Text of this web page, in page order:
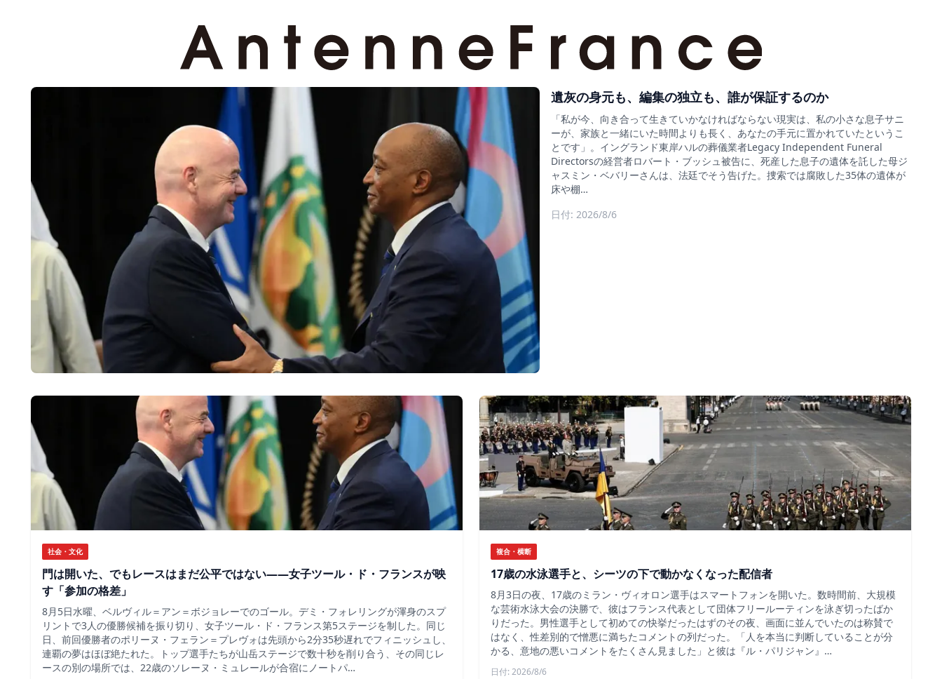
遺灰の身元も、編集の独立も、誰が保証するのか
「私が今、向き合って生きていかなければならない現実は、私の小さな息子サニ
ーが、家族と一緒にいた時間よりも長く、あなたの手元に置かれていたというこ
とです」。イングランド東岸ハルの葬儀業者Legacy Independent Funeral
Directorsの経営者ロバート・ブッシュ被告に、死産した息子の遺体を託した母ジ
ャスミン・ベバリーさんは、法廷でそう告げた。捜索では腐敗した35体の遺体が
床や棚…
日付: 2026/8/6
社会・文化
門は開いた、でもレースはまだ公平ではない――女子ツール・ド・フランスが映
す「参加の格差」
8月5日水曜、ベルヴィル＝アン＝ボジョレーでのゴール。デミ・フォレリングが渾身のスプ
リントで3人の優勝候補を振り切り、女子ツール・ド・フランス第5ステージを制した。同じ
日、前回優勝者のポリーヌ・フェラン＝プレヴォは先頭から2分35秒遅れでフィニッシュし、
連覇の夢はほぼ絶たれた。トップ選手たちが山岳ステージで数十秒を削り合う、その同じレ
ースの別の場所では、22歳のソレーヌ・ミュレールが合宿にノートパ…
複合・横断
17歳の水泳選手と、シーツの下で動かなくなった配信者
8月3日の夜、17歳のミラン・ヴィオロン選手はスマートフォンを開いた。数時間前、大規模
な芸術水泳大会の決勝で、彼はフランス代表として団体フリールーティンを泳ぎ切ったばか
りだった。男性選手として初めての快挙だったはずのその夜、画面に並んでいたのは称賛で
はなく、性差別的で憎悪に満ちたコメントの列だった。「人を本当に判断していることが分
かる、意地の悪いコメントをたくさん見ました」と彼は『ル・パリジャン』…
日付: 2026/8/6